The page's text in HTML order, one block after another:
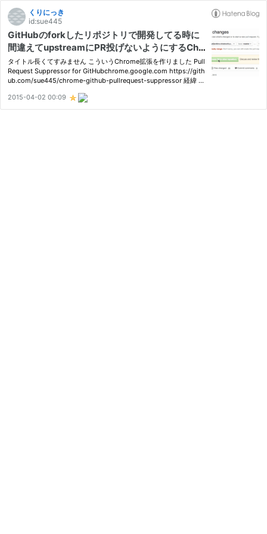
くりにっき
id:sue445
GitHubのforkしたリポジトリで開発してる時に
間違えてupstreamにPR投げないようにするChr
ome拡張を作った
タイトル長くてすみません こういうChrome拡張を作りました Pull
Request Suppressor for GitHubchrome.google.com https://gith
ub.com/sue445/chrome-github-pullrequest-suppressor 経緯 弊
すが、github.comに移行すると会社でforkしたリポジトリにPRし
ようと…
2015-04-02 00:09